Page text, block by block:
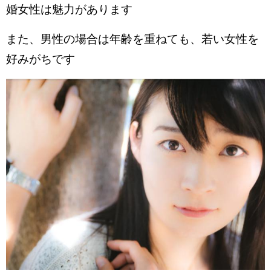
婚女性は魅力があります
また、男性の場合は年齢を重ねても、若い女性を
好みがちです